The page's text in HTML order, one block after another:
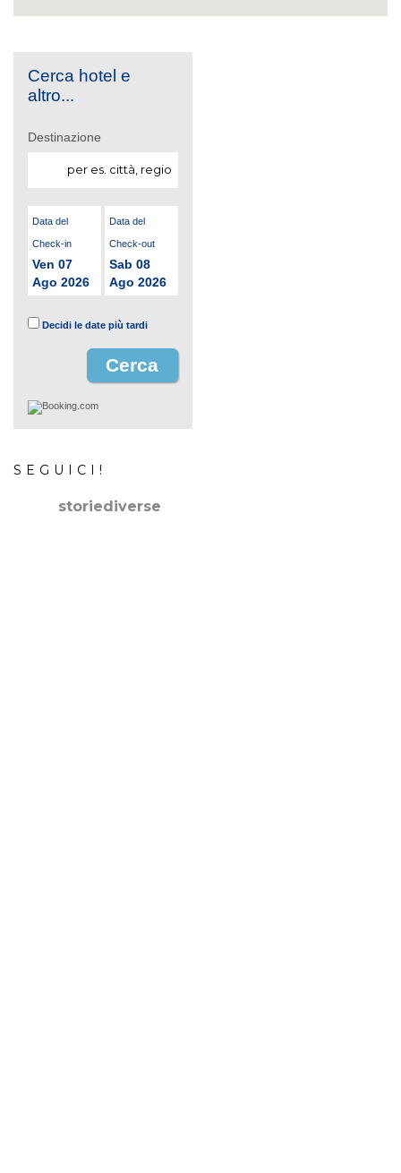
Cerca hotel e
altro...
Destinazione
Data del
Check-in
Ven 07
Ago 2026
Data del
Check-out
Sab 08
Ago 2026
Decidi le date più tardi
SEGUICI!
storiediverse